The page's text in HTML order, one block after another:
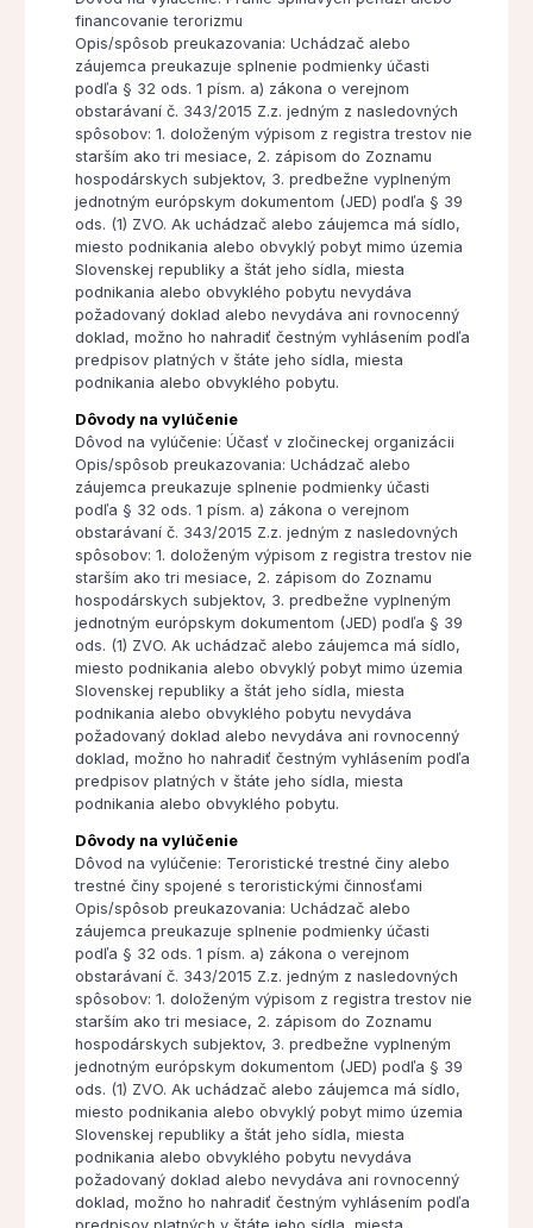
financovanie terorizmu
Opis/spôsob preukazovania: Uchádzač alebo
záujemca preukazuje splnenie podmienky účasti
podľa § 32 ods. 1 písm. a) zákona o verejnom
obstarávaní č. 343/2015 Z.z. jedným z nasledovných
spôsobov: 1. doloženým výpisom z registra trestov nie
starším ako tri mesiace, 2. zápisom do Zoznamu
hospodárskych subjektov, 3. predbežne vyplneným
jednotným európskym dokumentom (JED) podľa § 39
ods. (1) ZVO. Ak uchádzač alebo záujemca má sídlo,
miesto podnikania alebo obvyklý pobyt mimo územia
Slovenskej republiky a štát jeho sídla, miesta
podnikania alebo obvyklého pobytu nevydáva
požadovaný doklad alebo nevydáva ani rovnocenný
doklad, možno ho nahradiť čestným vyhlásením podľa
predpisov platných v štáte jeho sídla, miesta
podnikania alebo obvyklého pobytu.
Dôvody na vylúčenie
Dôvod na vylúčenie: Účasť v zločineckej organizácii
Opis/spôsob preukazovania: Uchádzač alebo
záujemca preukazuje splnenie podmienky účasti
podľa § 32 ods. 1 písm. a) zákona o verejnom
obstarávaní č. 343/2015 Z.z. jedným z nasledovných
spôsobov: 1. doloženým výpisom z registra trestov nie
starším ako tri mesiace, 2. zápisom do Zoznamu
hospodárskych subjektov, 3. predbežne vyplneným
jednotným európskym dokumentom (JED) podľa § 39
ods. (1) ZVO. Ak uchádzač alebo záujemca má sídlo,
miesto podnikania alebo obvyklý pobyt mimo územia
Slovenskej republiky a štát jeho sídla, miesta
podnikania alebo obvyklého pobytu nevydáva
požadovaný doklad alebo nevydáva ani rovnocenný
doklad, možno ho nahradiť čestným vyhlásením podľa
predpisov platných v štáte jeho sídla, miesta
podnikania alebo obvyklého pobytu.
Dôvody na vylúčenie
Dôvod na vylúčenie: Teroristické trestné činy alebo
trestné činy spojené s teroristickými činnosťami
Opis/spôsob preukazovania: Uchádzač alebo
záujemca preukazuje splnenie podmienky účasti
podľa § 32 ods. 1 písm. a) zákona o verejnom
obstarávaní č. 343/2015 Z.z. jedným z nasledovných
spôsobov: 1. doloženým výpisom z registra trestov nie
starším ako tri mesiace, 2. zápisom do Zoznamu
hospodárskych subjektov, 3. predbežne vyplneným
jednotným európskym dokumentom (JED) podľa § 39
ods. (1) ZVO. Ak uchádzač alebo záujemca má sídlo,
miesto podnikania alebo obvyklý pobyt mimo územia
Slovenskej republiky a štát jeho sídla, miesta
podnikania alebo obvyklého pobytu nevydáva
požadovaný doklad alebo nevydáva ani rovnocenný
doklad, možno ho nahradiť čestným vyhlásením podľa